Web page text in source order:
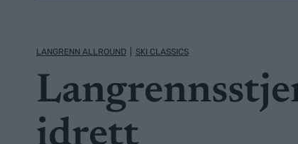
LANGRENN ALLROUND SKI CLASSICS
idrett